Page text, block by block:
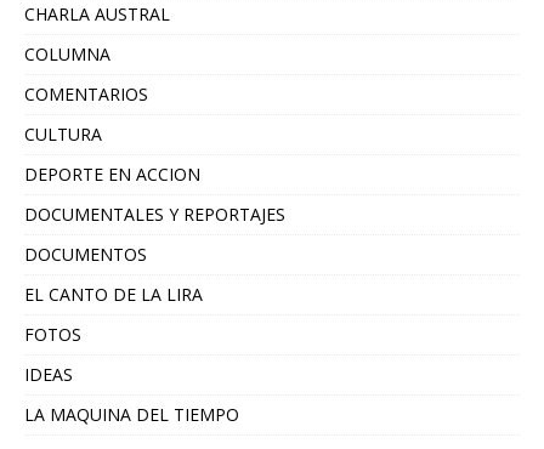
CHARLA AUSTRAL
COLUMNA
COMENTARIOS
CULTURA
DEPORTE EN ACCION
DOCUMENTALES Y REPORTAJES
DOCUMENTOS
EL CANTO DE LA LIRA
FOTOS
IDEAS
LA MAQUINA DEL TIEMPO